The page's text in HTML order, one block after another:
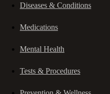
Diseases & Conditions
Medications
Mental Health
Tests & Procedures